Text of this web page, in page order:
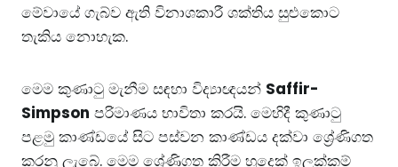
මේවායේ ගැබ්ව ඇති විනාශකාරී ශක්තිය සුළුකොට
තැකිය නොහැක.
මෙම කුණාටු මැනීම සඳහා විද්‍යාඥයන් Saffir-
Simpson පරිමාණය භාවිතා කරයි. මෙහිදී කුණාටු
පළමු කාණ්ඩයේ සිට පස්වන කාණ්ඩය දක්වා ශ්‍රේණිගත
කරනු ලැබේ. මෙම ශ්‍රේණිගත කිරීම හුදෙක් ඉලක්කම්